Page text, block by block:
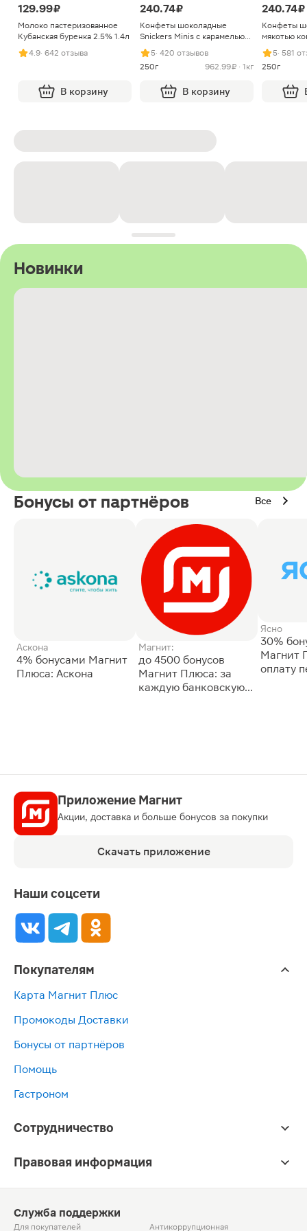
129.99 ₽
Молоко пастеризованное
Кубанская буренка 2.5% 1.4л
4.9· 642 отзыва
В корзину
240.74 ₽
Конфеты шоколадные
Snickers Minis с карамелью
арахисом и нугой
5· 420 отзывов
250г
962.99 ₽ · 1кг
В корзину
240.74 ₽
Конфеты
мякотью
5· 581
250г
Новинки
Бонусы от партнёров Все
Аскона
4% бонусами Магнит
Плюса: Аскона
Магнит:
до 4500 бонусов
Магнит Плюса: за
каждую банковскую
Ясно
30%
Магнит
оплату
Приложение Магнит
Акции, доставка и больше бонусов за покупки
Скачать приложение
Наши соцсети
Покупателям
Карта Магнит Плюс
Промокоды Доставки
Бонусы от партнёров
Помощь
Гастроном
Сотрудничество
Правовая информация
Служба поддержки
Для покупателей Антикоррупционная